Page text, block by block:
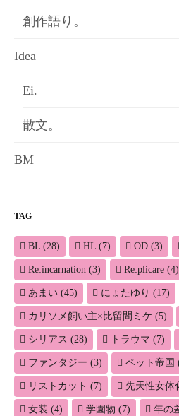
創作語り。
Idea
Ei.
散文。
BM
TAG
BL (28) HL (7) OD (3)
Re:incarnation (3) Re:plicare (4)
あまい (45) にょたゆり (17)
カリソメ飼い主×比留間ミケ (5)
シリアス (28) トラウマ (7)
ファンタジー (3) ペット帝国
リストカット (7) 先天性女体
女装 (4) 学園物 (7) 年の